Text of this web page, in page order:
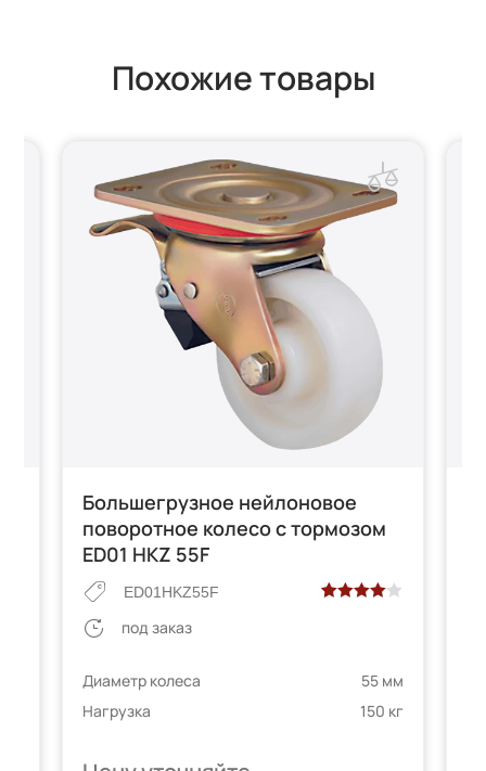
Похожие товары
Большегрузное нейлоновое
поворотное колесо с тормозом
ED01 HKZ 55F
ED01HKZ55F
опроса
пользователей
под заказ
Диаметр колеса
55 мм
Нагрузка
150 кг